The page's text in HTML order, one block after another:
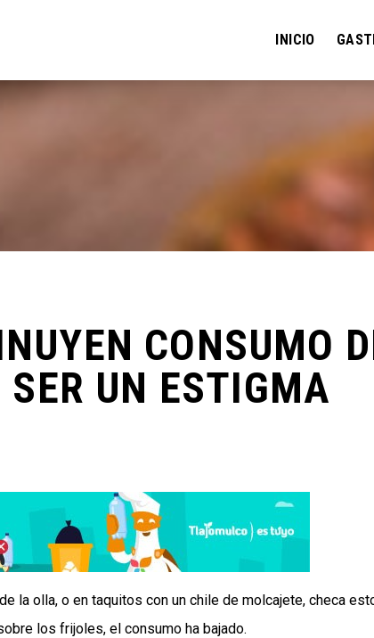
INICIO
CONSUMO
UN ESTIGMA
la olla, o en taquitos con un chile de molcajete, checa
los frijoles, el consumo ha bajado.